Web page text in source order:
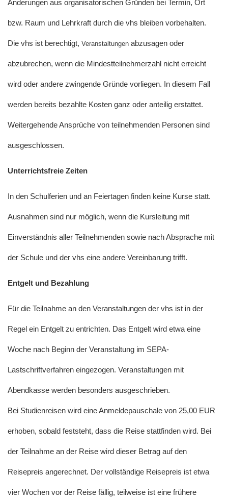
Änderungen aus organisatorischen Gründen bei Termin, Ort
bzw. Raum und Lehrkraft durch die vhs bleiben vorbehalten.
Die vhs ist berechtigt, Veranstaltungen abzusagen oder
abzubrechen, wenn die Mindestteilnehmerzahl nicht erreicht
wird oder andere zwingende Gründe vorliegen. In diesem Fall
werden bereits bezahlte Kosten ganz oder anteilig erstattet.
Weitergehende Ansprüche von teilnehmenden Personen sind
ausgeschlossen.
Unterrichtsfreie Zeiten
In den Schulferien und an Feiertagen finden keine Kurse statt.
Ausnahmen sind nur möglich, wenn die Kursleitung mit
Einverständnis aller Teilnehmenden sowie nach Absprache mit
der Schule und der vhs eine andere Vereinbarung trifft.
Entgelt und Bezahlung
Für die Teilnahme an den Veranstaltungen der vhs ist in der
Regel ein Entgelt zu entrichten. Das Entgelt wird etwa eine
Woche nach Beginn der Veranstaltung im SEPA-
Lastschriftverfahren eingezogen. Veranstaltungen mit
Abendkasse werden besonders ausgeschrieben.
Bei Studienreisen wird eine Anmeldepauschale von 25,00 EUR
erhoben, sobald feststeht, dass die Reise stattfinden wird. Bei
der Teilnahme an der Reise wird dieser Betrag auf den
Reisepreis angerechnet. Der vollständige Reisepreis ist etwa
vier Wochen vor der Reise fällig, teilweise ist eine frühere